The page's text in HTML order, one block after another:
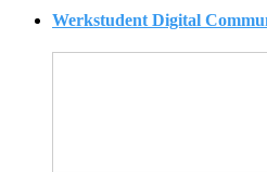
Werkstudent Digital